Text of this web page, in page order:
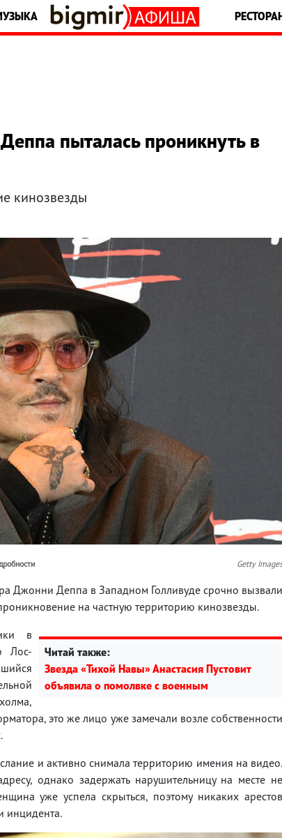
пыталась проникнуть в
кинозвезды
Getty Images
Джонни Деппа в Западном Голливуде срочно вызвали
на частную территорию кинозвезды.
Читай также:
Звезда «Тихой Навы» Анастасия Пустовит
объявила о помолвке с военным
в
Лос-
это же лицо уже замечали возле собственности
и активно снимала территорию имения на видео.
однако задержать нарушительницу на месте не
уже успела скрыться, поэтому никаких арестов
инцидента.